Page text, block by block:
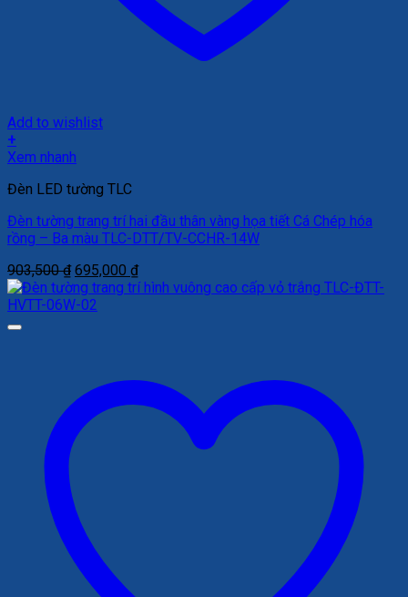
Add to wishlist
+
Xem nhanh
Đèn LED tường TLC
Đèn tường trang trí hai đầu thân vàng họa tiết Cá Chép hóa
rồng – Ba màu TLC-DTT/TV-CCHR-14W
903,500₫ Giá
gốc
là:
695,000 ₫Giá
hiện